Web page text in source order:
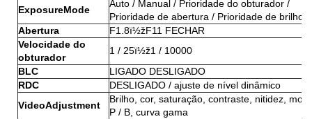
ExposureMode
Auto / Manual / Prioridade do obturador /
Prioridade de abertura / Prioridade de brilho
Abertura
F1.8ï½žF11 FECHAR
Velocidade do
obturador
1 / 25ï½ž1 / 10000
BLC
LIGADO DESLIGADO
RDC
DESLIGADO / ajuste de nível dinâmico
VideoAdjustment
Brilho, cor, saturação, contraste, nitidez,
P / B, curva gama